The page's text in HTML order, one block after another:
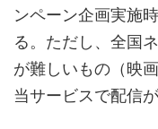
ンペーン企画実施
る。ただし、全国
が難しいもの（映
当サービスで配信